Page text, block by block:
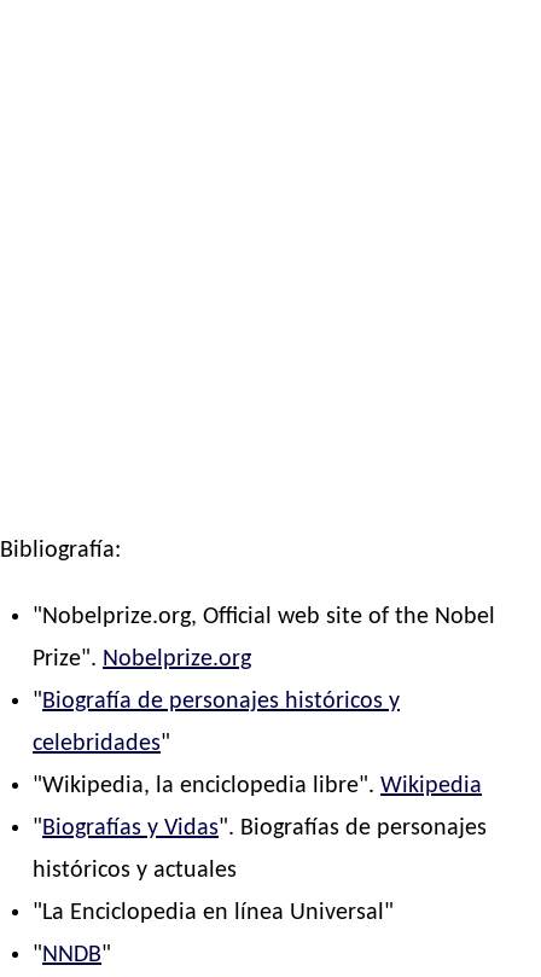
Bibliografía:
"Nobelprize.org, Official web site of the Nobel
Prize". Nobelprize.org
"Biografía de personajes históricos y
celebridades"
"Wikipedia, la enciclopedia libre".Wikipedia
"Biografías y Vidas". Biografías de personajes
históricos y actuales
"La Enciclopedia en línea Universal"
"NNDB"